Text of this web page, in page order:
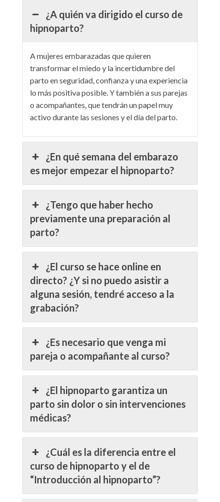
¿A quién va dirigido el curso de
hipnoparto?
A mujeres embarazadas que quieren
transformar el miedo y la incertidumbre del
parto en seguridad, confianza y una experiencia
lo más positiva posible. Y también a sus parejas
o acompañantes, que tendrán un papel muy
activo durante las sesiones y el día del parto.
¿En qué semana del embarazo
es mejor empezar el hipnoparto?
¿Tengo que haber hecho
previamente una preparación al
parto?
¿El curso se hace online en
directo? ¿Y si no puedo asistir a
alguna sesión, tendré acceso a la
grabación?
¿Es necesario que venga mi
pareja o acompañante al curso?
¿El hipnoparto garantiza un
parto sin dolor o sin intervenciones
médicas?
¿Cuál es la diferencia entre el
curso de hipnoparto y el de
“Introducción al hipnoparto”?